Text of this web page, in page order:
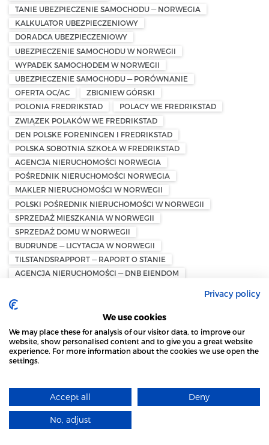
TANIE UBEZPIECZENIE SAMOCHODU — NORWEGIA
KALKULATOR UBEZPIECZENIOWY
DORADCA UBEZPIECZENIOWY
UBEZPIECZENIE SAMOCHODU W NORWEGII
WYPADEK SAMOCHODEM W NORWEGII
UBEZPIECZENIE SAMOCHODU — PORÓWNANIE
OFERTA OC/AC
ZBIGNIEW GÓRSKI
POLONIA FREDRIKSTAD
POLACY WE FREDRIKSTAD
ZWIĄZEK POLAKÓW WE FREDRIKSTAD
DEN POLSKE FORENINGEN I FREDRIKSTAD
POLSKA SOBOTNIA SZKOŁA W FREDRIKSTAD
AGENCJA NIERUCHOMOŚCI NORWEGIA
POŚREDNIK NIERUCHOMOŚCI NORWEGIA
MAKLER NIERUCHOMOŚCI W NORWEGII
POLSKI POŚREDNIK NIERUCHOMOŚCI W NORWEGII
SPRZEDAŻ MIESZKANIA W NORWEGII
SPRZEDAŻ DOMU W NORWEGII
BUDRUNDE — LICYTACJA W NORWEGII
TILSTANDSRAPPORT — RAPORT O STANIE
AGENCJA NIERUCHOMOŚCI — DNB EIENDOM
AGENCJA NIERUCHOMOŚCI — EIE EIENDOMSMEGLING
AGENCJA NIERUCHOMOŚCI — EIENDOMSMEGLER 1
AGENCJA NIERUCHOMOŚCI — EIENDOMSMEGLER SEM &
JOHNSEN
AGENCJA NIERUCHOMOŚCI — FREM EIENDOMSMEGLING
AGENCJA NIERUCHOMOŚCI — EIENDOMSMEGLER KROGSVEEN
AGENCJA NIERUCHOMOŚCI — NORDVIK & PARTNERS
NORSK NATURSKADEPOOL
ROSZCZENIE
UBEZPIECZENIE DOMU W NORWEGII — HUSFORSIKRING
STRONA LOCAL MARKET WYKORZYSTUJE PLIKI
DOWIEDZ SIĘ WIĘCEJ
Privacy policy
We use cookies
We may place these for analysis of our visitor data, to improve our
website, show personalised content and to give you a great website
experience. For more information about the cookies we use open the
settings.
Accept all Deny
No, adjust